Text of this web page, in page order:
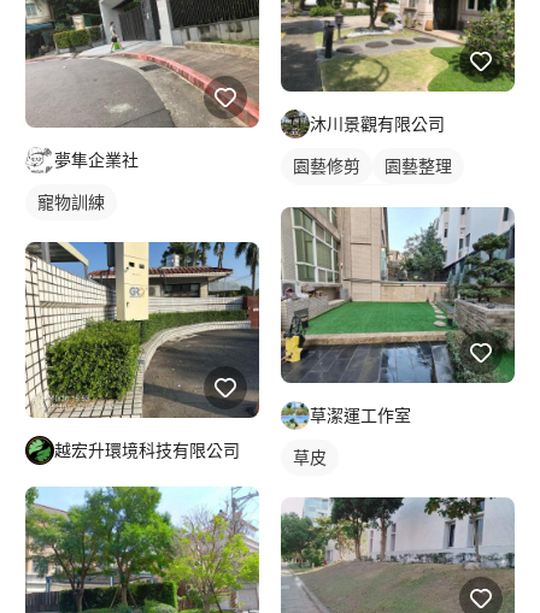
夢隼企業社
寵物訓練
越宏升環境科技有限公司
沐川景觀有限公司
園藝修剪
園藝整理
草潔運工作室
草皮